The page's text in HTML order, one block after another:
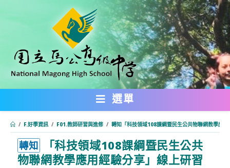
內
選單
/ F.好學資訊 / F01.教師研習與進修 / 轉知「科技領域108課綱暨民生公共物聯網教學應
轉知
「科技領域108課綱暨民生公共
物聯網教學應用經驗分享」線上研習